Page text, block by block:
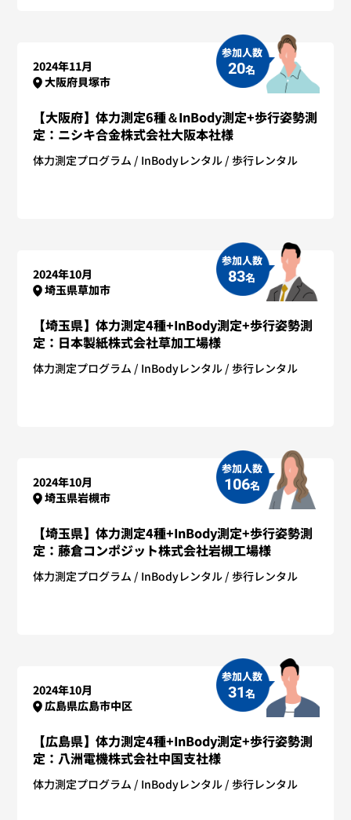
2024年11月
大阪府貝塚市
参加人数
20名
【大阪府】体力測定6種＆InBody測定+歩行姿勢測
定：ニシキ合金株式会社大阪本社様
体力測定プログラム InBodyレンタル 歩行レンタル
2024年10月
埼玉県草加市
参加人数
83名
【埼玉県】体力測定4種+InBody測定+歩行姿勢測
定：日本製紙株式会社草加工場様
体力測定プログラム InBodyレンタル 歩行レンタル
2024年10月
埼玉県岩槻市
参加人数
106名
【埼玉県】体力測定4種+InBody測定+歩行姿勢測
定：藤倉コンポジット株式会社岩槻工場様
体力測定プログラム InBodyレンタル 歩行レンタル
2024年10月
広島県広島市中区
参加人数
31名
【広島県】体力測定4種+InBody測定+歩行姿勢測
定：八洲電機株式会社中国支社様
体力測定プログラム InBodyレンタル 歩行レンタル